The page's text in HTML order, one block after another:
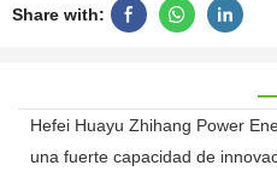
Share with:
Hefei Huayu Zhihang Power
una fuerte capacidad de